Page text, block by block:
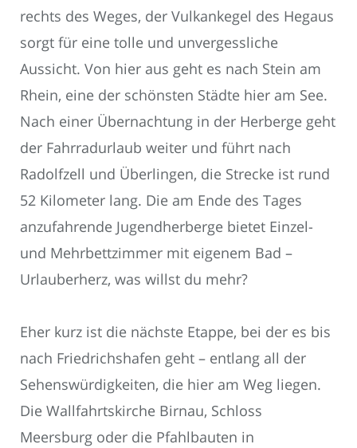
rechts des Weges, der Vulkankegel des Hegaus
sorgt für eine tolle und unvergessliche
Aussicht. Von hier aus geht es nach Stein am
Rhein, eine der schönsten Städte hier am See.
Nach einer Übernachtung in der Herberge geht
der Fahrradurlaub weiter und führt nach
Radolfzell und Überlingen, die Strecke ist rund
52 Kilometer lang. Die am Ende des Tages
anzufahrende Jugendherberge bietet Einzel-
und Mehrbettzimmer mit eigenem Bad –
Urlauberherz, was willst du mehr?
Eher kurz ist die nächste Etappe, bei der es bis
nach Friedrichshafen geht – entlang all der
Sehenswürdigkeiten, die hier am Weg liegen.
Die Wallfahrtskirche Birnau, Schloss
Meersburg oder die Pfahlbauten in